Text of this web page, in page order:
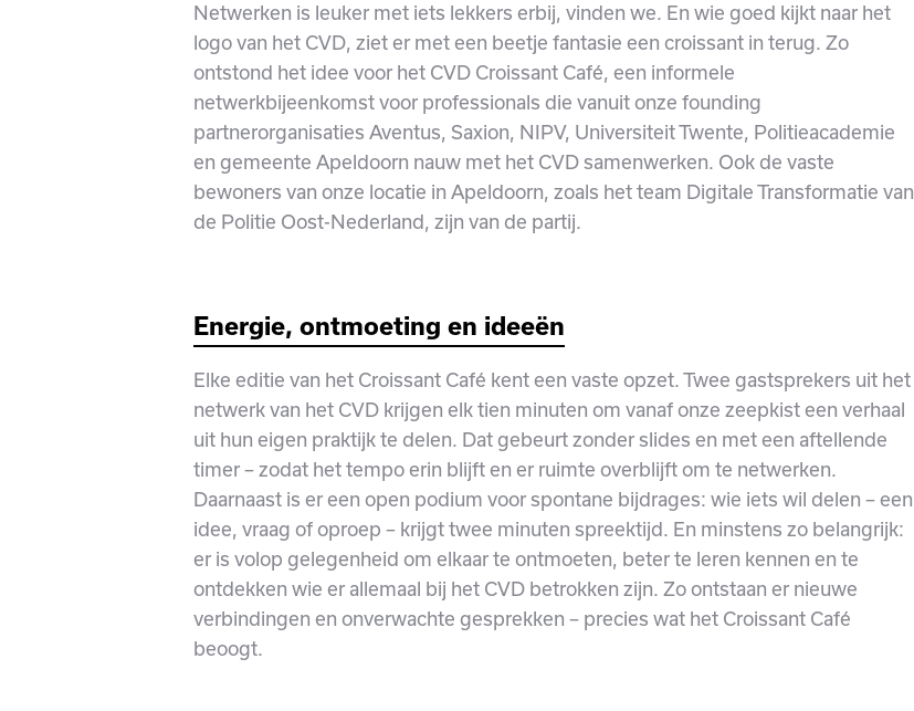
Netwerken is leuker met iets lekkers erbij, vinden we. En wie goed kijkt naar het
logo van het CVD, ziet er met een beetje fantasie een croissant in terug. Zo
ontstond het idee voor het CVD Croissant Café, een informele
netwerkbijeenkomst voor professionals die vanuit onze founding
partnerorganisaties Aventus, Saxion, NIPV, Universiteit Twente, Politieacademie
en gemeente Apeldoorn nauw met het CVD samenwerken. Ook de vaste
bewoners van onze locatie in Apeldoorn, zoals het team Digitale Transformatie van
de Politie Oost-Nederland, zijn van de partij.
Energie, ontmoeting en ideeën
Elke editie van het Croissant Café kent een vaste opzet. Twee gastsprekers uit het
netwerk van het CVD krijgen elk tien minuten om vanaf onze zeepkist een verhaal
uit hun eigen praktijk te delen. Dat gebeurt zonder slides en met een aftellende
timer – zodat het tempo erin blijft en er ruimte overblijft om te netwerken.
Daarnaast is er een open podium voor spontane bijdrages: wie iets wil delen – een
idee, vraag of oproep – krijgt twee minuten spreektijd. En minstens zo belangrijk:
er is volop gelegenheid om elkaar te ontmoeten, beter te leren kennen en te
ontdekken wie er allemaal bij het CVD betrokken zijn. Zo ontstaan er nieuwe
verbindingen en onverwachte gesprekken – precies wat het Croissant Café
beoogt.